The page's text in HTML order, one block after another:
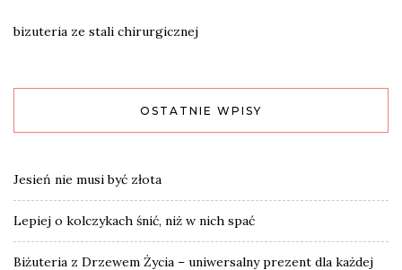
bizuteria ze stali chirurgicznej
OSTATNIE WPISY
Jesień nie musi być złota
Lepiej o kolczykach śnić, niż w nich spać
Biżuteria z Drzewem Życia – uniwersalny prezent dla każdej